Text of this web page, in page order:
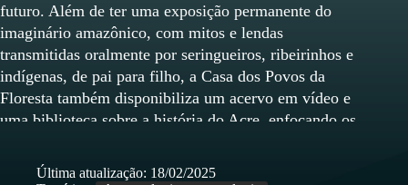
futuro. Além de ter uma exposição permanente do
imaginário amazônico, com mitos e lendas
transmitidas oralmente por seringueiros, ribeirinhos e
indígenas, de pai para filho, a Casa dos Povos da
Floresta também disponibiliza um acervo em vídeo e
uma biblioteca sobre a história do Acre, enfocando os
Última atualização: 18/02/2025